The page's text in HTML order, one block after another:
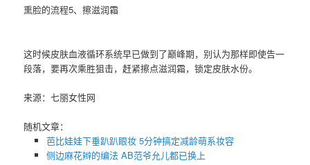
熏脸的流程5、擦滋润霜
这时候皮肤血液循环系统早已做到了巅峰期，别认为那样即使告一
段落，要再次乘胜狙击，赶紧擦点滋润霜，锁定皮肤水份。
来源：七丽女性网
随机文章：
芭比娃娃下垂趴趴眼妆 5分钟搞定减龄萌系妆容
侧边麻花辫的编法 AB范爷允儿都已换上